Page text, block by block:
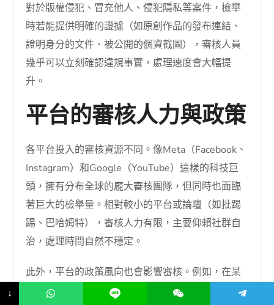
對於版權侵犯、冒充他人、侵犯隱私等案件，檢舉
時若能提供明確的證據（如原創作品的發布連結、
證明身分的文件、被公開的個資截圖），審核人員
幾乎可以立刻確認違規事實，處理速度會大幅提
升。
平台的審核人力與政策
各平台投入的審核資源不同。像Meta（Facebook、
Instagram）和Google（YouTube）這樣的科技巨
頭，擁有分布全球的龐大審核團隊，但同時也面臨
著巨大的檢舉量。相對較小的平台或論壇（如批踢
踢、巴哈姆特），審核人力有限，主要仰賴社群自
治，處理時間自然不穩定。
此外，平台的政策風向也會影響審核。例如，在某
個時期平台可能特別嚴打假訊息或網路霸凌，相關
↓